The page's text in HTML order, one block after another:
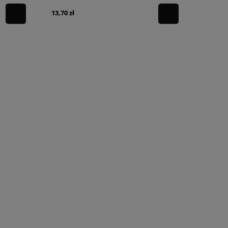
13,70 zł